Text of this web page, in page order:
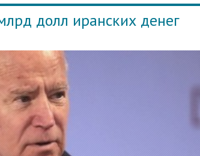
долл иранских денег